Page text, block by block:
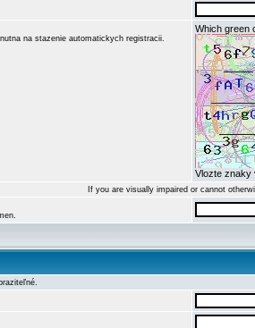
na stazenie automatickych registracii.
Which green
Vlozte znaky
If you are visually impaired or cannot